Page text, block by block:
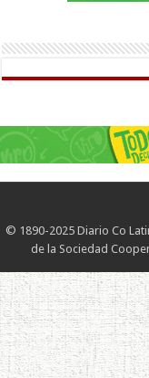
© 1890-2025 Diario Co
de la Sociedad